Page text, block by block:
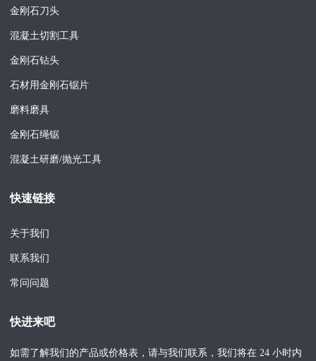
金刚石刀头
混凝土切割工具
金刚石钻头
石材用金刚石锯片
磨料磨具
金刚石绳锯
混凝土研磨/抛光工具
快速链接
关于我们
联系我们
常问问题
快进来吧
如需了解我们的产品或价格表，请与我们联系，我们将在 24 小时内